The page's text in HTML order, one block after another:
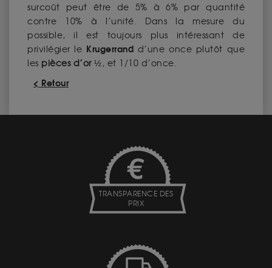
surcoût peut être de 5% à 6% par quantité
contre 10% à l’unité. Dans la mesure du
possible, il est toujours plus intéressant de
privilégier le Krugerrand d’une once plutôt que
les pièces d’or½, et 1/10 d’once.
< Retour
TRANSPARENCE DES
PRIX